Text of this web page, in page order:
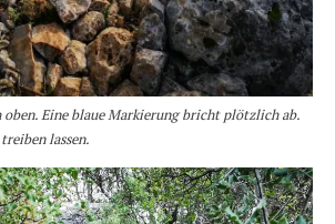
oben. Eine blaue Markierung bricht plötzlich ab.
lassen.